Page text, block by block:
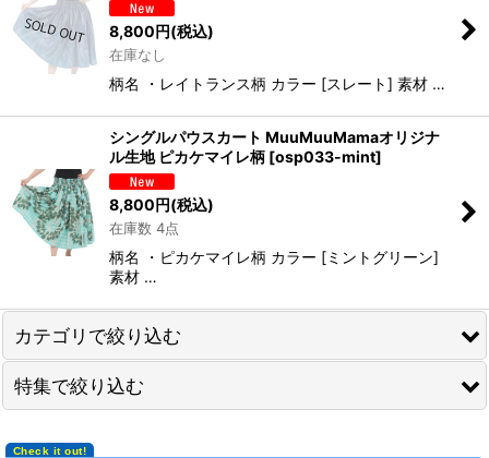
8,800円(税込)
在庫なし
柄名 ・レイトランス柄 カラー [スレート] 素材 …
シングルパウスカート MuuMuuMamaオリジナ
ル生地 ピカケマイレ柄 [osp033-mint]
8,800円(税込)
在庫数 4点
柄名 ・ピカケマイレ柄 カラー [ミントグリーン]
素材 …
カテゴリで絞り込む
2026年新春福袋
ドレス・ワンピース 各種
特集で絞り込む
無地ボディ